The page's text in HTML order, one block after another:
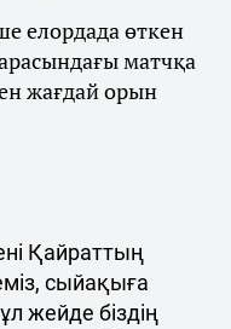
елордада өткен
матчқа
жағдай орын
Қайраттың
сыйақыға
жейде біздің